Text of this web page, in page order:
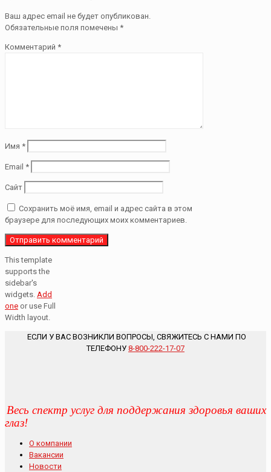
Ваш адрес email не будет опубликован.
Обязательные поля помечены *
Комментарий *
Имя *
Email *
Сайт
Сохранить моё имя, email и адрес сайта в этом
браузере для последующих моих комментариев.
This template
supports the
sidebar's
widgets. Add
one or use Full
Width layout.
ЕСЛИ У ВАС ВОЗНИКЛИ ВОПРОСЫ, СВЯЖИТЕСЬ С НАМИ ПО
ТЕЛЕФОНУ 8-800-222-17-07
Весь спектр услуг для поддержания здоровья ваших
глаз!
О компании
Вакансии
Новости